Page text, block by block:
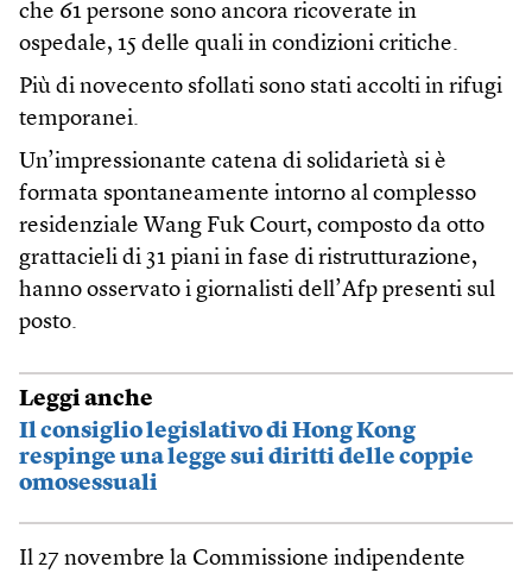
che 61 persone sono ancora ricoverate in
ospedale, 15 delle quali in condizioni critiche.
Più di novecento sfollati sono stati accolti in rifugi
temporanei.
Un’impressionante catena di solidarietà si è
formata spontaneamente intorno al complesso
residenziale Wang Fuk Court, composto da otto
grattacieli di 31 piani in fase di ristrutturazione,
hanno osservato i giornalisti dell’Afp presenti sul
posto.
Leggi anche
Il consiglio legislativo di Hong Kong
respinge una legge sui diritti delle coppie
omosessuali
Il 27 novembre la Commissione indipendente